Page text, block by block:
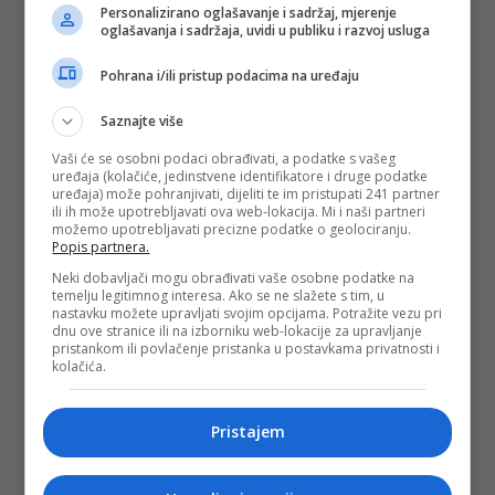
Personalizirano oglašavanje i sadržaj, mjerenje
oglašavanja i sadržaja, uvidi u publiku i razvoj usluga
Pohrana i/ili pristup podacima na uređaju
Saznajte više
Vaši će se osobni podaci obrađivati, a podatke s vašeg
uređaja (kolačiće, jedinstvene identifikatore i druge podatke
uređaja) može pohranjivati, dijeliti te im pristupati 241 partner
ili ih može upotrebljavati ova web-lokacija. Mi i naši partneri
možemo upotrebljavati precizne podatke o geolociranju.
Popis partnera.
Neki dobavljači mogu obrađivati vaše osobne podatke na
temelju legitimnog interesa. Ako se ne slažete s tim, u
nastavku možete upravljati svojim opcijama. Potražite vezu pri
dnu ove stranice ili na izborniku web-lokacije za upravljanje
pristankom ili povlačenje pristanka u postavkama privatnosti i
kolačića.
Pristajem